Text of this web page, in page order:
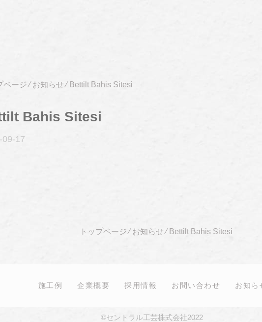
ページ⁄ お知らせ⁄ Bettilt Bahis Sitesi
Bahis Sitesi
09-17
トップページ⁄ お知らせ⁄ Bettilt Bahis Sitesi
施工例 企業概要 採用情報 お問い合わせ お知ら
©セントラル工芸株式会社2022